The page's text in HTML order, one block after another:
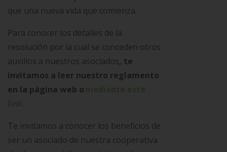
que una nueva vida que comienza.
Para conocer los detalles de la
resolución por la cual se conceden otros
auxilios a nuestros asociados, te
invitamos a leer nuestro reglamento
en la página web o
Te invitamos a conocer los beneficios de
ser un asociado de nuestra cooperativa